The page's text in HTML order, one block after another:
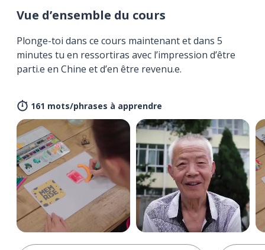
Vue d’ensemble du cours
Plonge-toi dans ce cours maintenant et dans 5
minutes tu en ressortiras avec l’impression d’être
parti.e en Chine et d’en être revenu.e.
161 mots/phrases à apprendre